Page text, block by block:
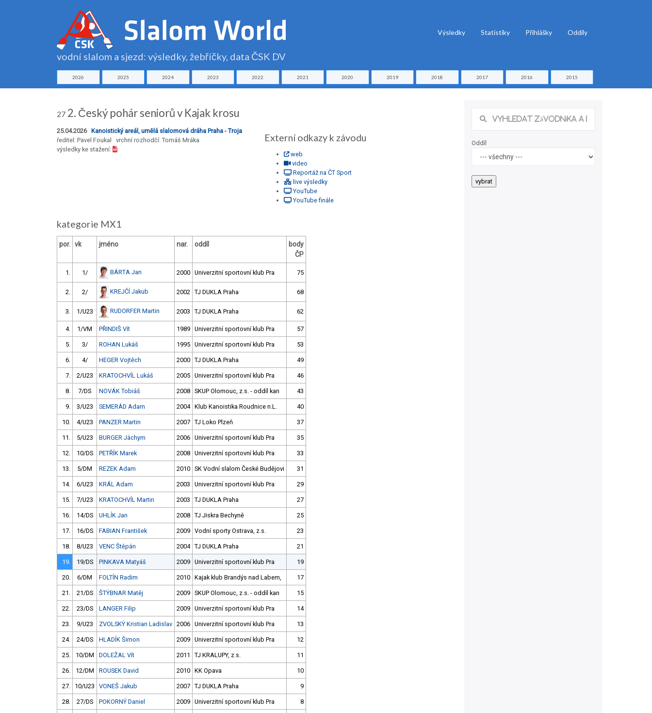
vodní slalom a sjezd: výsledky, žebříčky, data ČSK DV
Výsledky Statistiky Přihlášky Oddíly
2026 2025 2024 2023 2022 2021 2020 2019 2018 2017 2016 2015
27 2. Český pohár seniorů v Kajak krosu
25.04.2026 Kanoistický areál, umělá slalomová dráha Praha - Troja
ředitel: Pavel Foukal vrchní rozhodčí: Tomáš Mráka
výsledky ke stažení:
Externí odkazy k závodu
web
video
Reportáž na ČT Sport
live výsledky
YouTube
YouTube finále
kategorie MX1
por. vk jméno nar. oddíl
body
ČP
1. 1/ BÁRTA Jan 2000 Univerzitní sportovní klub Pra 75
2. 2/ KREJČÍ Jakub 2002 TJ DUKLA Praha 68
3. 1/U23 RUDORFER Martin 2003 TJ DUKLA Praha 62
4. 1/VM PŘINDIŠ Vít 1989 Univerzitní sportovní klub Pra 57
5. 3/ ROHAN Lukáš 1995 Univerzitní sportovní klub Pra 53
6. 4/ HEGER Vojtěch 2000 TJ DUKLA Praha 49
7. 2/U23 KRATOCHVÍL Lukáš 2005 Univerzitní sportovní klub Pra 46
8. 7/DS NOVÁK Tobiáš 2008 SKUP Olomouc, z.s. - oddíl kan 43
9. 3/U23 SEMERÁD Adam 2004 Klub Kanoistika Roudnice n.L. 40
10. 4/U23 PANZER Martin 2007 TJ Loko Plzeň 37
11. 5/U23 BURGER Jáchym 2006 Univerzitní sportovní klub Pra 35
12. 10/DS PETŘÍK Marek 2008 Univerzitní sportovní klub Pra 33
13. 5/DM REZEK Adam 2010 SK Vodní slalom České Budějovi 31
14. 6/U23 KRÁL Adam 2003 Univerzitní sportovní klub Pra 29
15. 7/U23 KRATOCHVÍL Martin 2003 TJ DUKLA Praha 27
16. 14/DS UHLÍK Jan 2008 TJ Jiskra Bechyně 25
17. 16/DS FABIAN František 2009 Vodní sporty Ostrava, z.s. 23
18. 8/U23 VENC Štěpán 2004 TJ DUKLA Praha 21
19. 19/DS PINKAVA Matyáš 2009 Univerzitní sportovní klub Pra 19
20. 6/DM FOLTÍN Radim 2010 Kajak klub Brandýs nad Labem, 17
21. 21/DS ŠTÝBNAR Matěj 2009 SKUP Olomouc, z.s. - oddíl kan 15
22. 23/DS LANGER Filip 2009 Univerzitní sportovní klub Pra 14
23. 9/U23 ZVOLSKÝ Kristian Ladislav 2006 Univerzitní sportovní klub Pra 13
24. 24/DS HLADÍK Šimon 2009 Univerzitní sportovní klub Pra 12
25. 10/DM DOLEŽAL Vít 2011 TJ KRALUPY, z.s. 11
26. 12/DM ROUSEK David 2010 KK Opava 10
27. 10/U23 VONEŠ Jakub 2007 TJ DUKLA Praha 9
28. 27/DS POKORNÝ Daniel 2009 Univerzitní sportovní klub Pra 8
Oddíl